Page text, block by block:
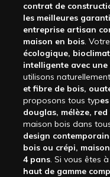
contrat de
les meilleures
entreprise artisan
maison en bois.
écologique,
intelligente avec
utilisons
et fibre de bois,
proposons tous typ
douglas, mélèze,
maison bois dans
design
bois ou crépi,
4 pans. Si vous êtes
haut de gamme